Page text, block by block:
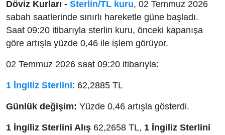
Döviz Kurları - Sterlin/TL kuru, 02 Temmuz 2026
sabah saatlerinde sınırlı hareketle güne başladı.
Saat 09:20 itibarıyla sterlin kuru, önceki kapanışa
göre artışla yüzde 0,46 ile işlem görüyor.
02 Temmuz 2026 saat 09:20 itibarıyla:
1 İngiliz Sterlini: 62,2885 TL
Günlük değişim: Yüzde 0,46 artışla gösterdi.
1 İngiliz Sterlini Alış 62,2658 TL, 1 İngiliz Sterlini